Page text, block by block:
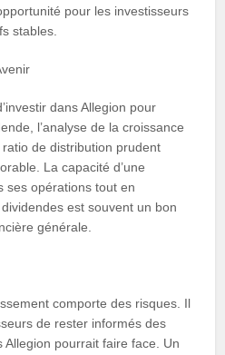
pour les investisseurs
stables.
dans Allegion pour
l’analyse de la croissance
de distribution prudent
La capacité d’une
ses opérations tout en
est souvent un bon
générale.
comporte des risques. Il
de rester informés des
Allegion pourrait faire face. Un